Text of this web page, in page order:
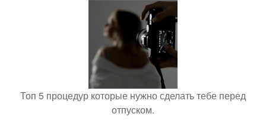
Топ 5 процедур которые нужно сделать тебе перед
отпуском.